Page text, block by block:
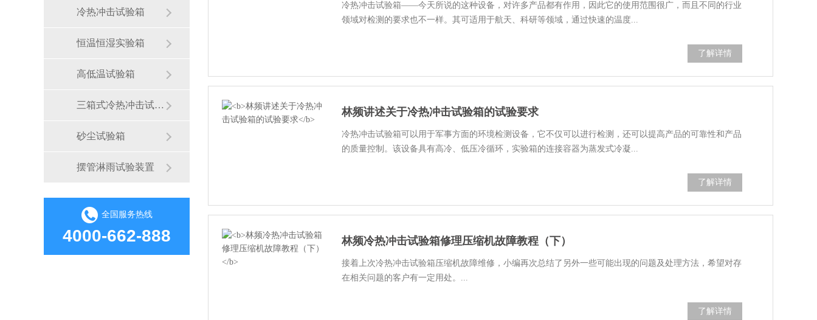
冷热冲击试验箱
恒温恒湿实验箱
高低温试验箱
三箱式冷热冲击试验箱
砂尘试验箱
摆管淋雨试验装置
全国服务热线
4000-662-888
冷热冲击试验箱——今天所说的这种设备，对许多产品都有作用，因此它的使用范围很广，而且不同的行业
领域对检测的要求也不一样。其可适用于航天、科研等领域，通过快速的温度...
了解详情
林频讲述关于冷热冲击试验箱的试验要求
冷热冲击试验箱可以用于军事方面的环境检测设备，它不仅可以进行检测，还可以提高产品的可靠性和产品
的质量控制。该设备具有高冷、低压冷循环，实验箱的连接容器为蒸发式冷凝...
了解详情
林频冷热冲击试验箱修理压缩机故障教程（下）
接着上次冷热冲击试验箱压缩机故障维修，小编再次总结了另外一些可能出现的问题及处理方法，希望对存
在相关问题的客户有一定用处。...
了解详情